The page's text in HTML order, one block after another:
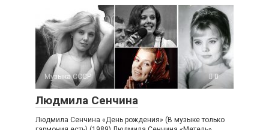
Музыка СССР 0
Людмила Сенчина
Людмила Сенчина «День рождения» (В музыке только